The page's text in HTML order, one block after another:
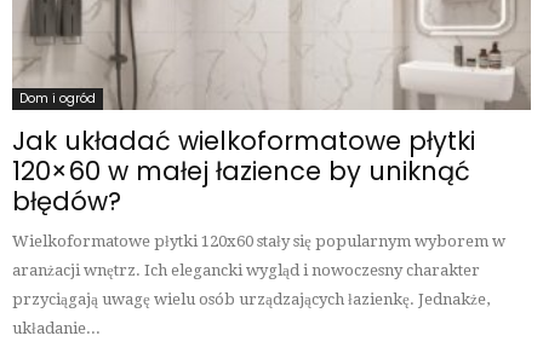
Dom i ogród
Jak układać wielkoformatowe płytki
120×60 w małej łazience by uniknąć
błędów?
Wielkoformatowe płytki 120x60 stały się popularnym wyborem w
aranżacji wnętrz. Ich elegancki wygląd i nowoczesny charakter
przyciągają uwagę wielu osób urządzających łazienkę. Jednakże,
układanie...